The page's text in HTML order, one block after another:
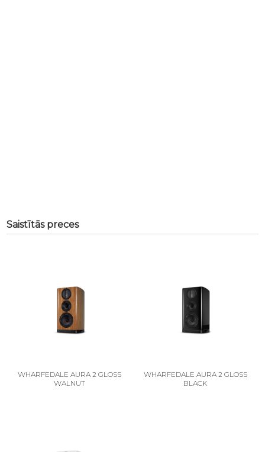
Saistītās preces
WHARFEDALE AURA 2 GLOSS
WALNUT
WHARFEDALE AURA 2 GLOSS
BLACK